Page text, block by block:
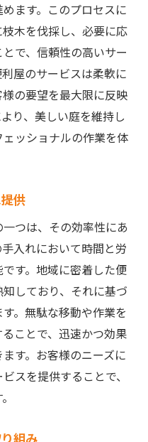
ます。このプロセスに
木を伐採し、必要に応
で、信頼性の高いサー
屋のサービスは柔軟に
の要望を最大限に反映
り、美しい庭を維持し
ッショナルの作業を体
供
つは、その効率性にあ
入れにおいて時間と労
す。地域に密着した便
しており、それに基づ
。無駄な移動や作業を
ことで、迅速かつ効果
す。お客様のニーズに
スを提供することで、
組み